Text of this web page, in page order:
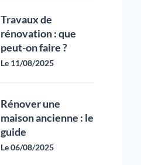
Travaux de
rénovation : que
peut-on faire ?
Le 11/08/2025
Rénover une
maison ancienne : le
guide
Le 06/08/2025